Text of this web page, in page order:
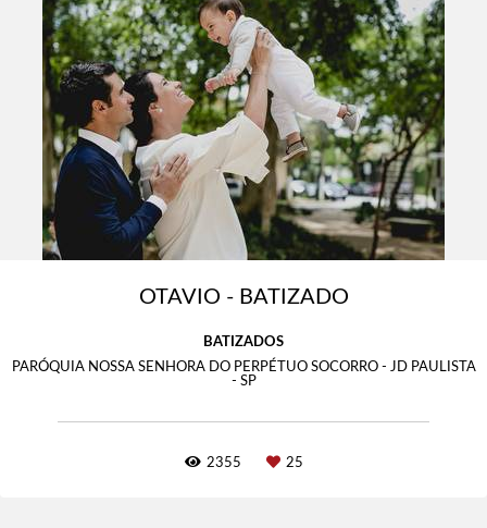
OTAVIO - BATIZADO
BATIZADOS
PARÓQUIA NOSSA SENHORA DO PERPÉTUO SOCORRO - JD PAULISTA
- SP
2355 25